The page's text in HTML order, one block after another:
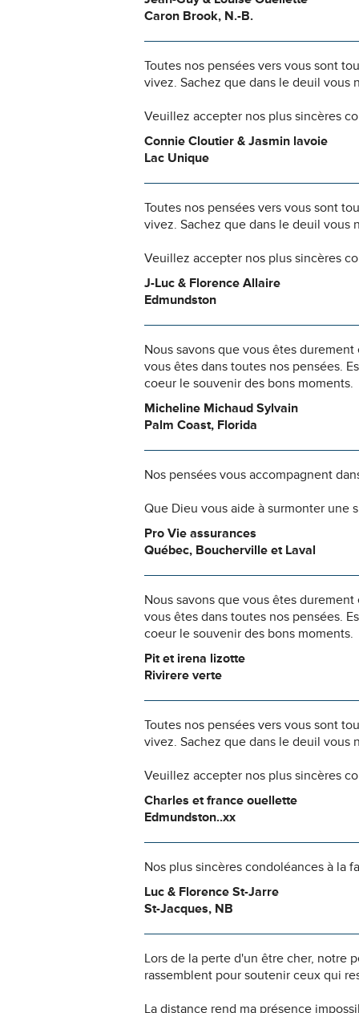
Caron Brook, N.-B.
Toutes nos pensées vers vous sont
vivez. Sachez que dans le deuil vous
Veuillez accepter nos plus sincères
Connie Cloutier & Jasmin lavoie
Lac Unique
Toutes nos pensées vers vous sont
vivez. Sachez que dans le deuil vous
Veuillez accepter nos plus sincères
J-Luc & Florence Allaire
Edmundston
Nous savons que vous êtes
vous êtes dans toutes nos pensées.
coeur le souvenir des bons moments.
Micheline Michaud Sylvain
Palm Coast, Florida
Nos pensées vous accompagnent
Que Dieu vous aide à surmonter une
Pro Vie assurances
Québec, Boucherville et Laval
Nous savons que vous êtes
vous êtes dans toutes nos pensées.
coeur le souvenir des bons moments.
Pit et irena lizotte
Rivirere verte
Toutes nos pensées vers vous sont
vivez. Sachez que dans le deuil vous
Veuillez accepter nos plus sincères
Charles et france ouellette
Edmundston..xx
Nos plus sincères condoléances à la
Luc & Florence St-Jarre
St-Jacques, NB
Lors de la perte d'un être cher, notre
rassemblent pour soutenir ceux qui
La distance rend ma présence